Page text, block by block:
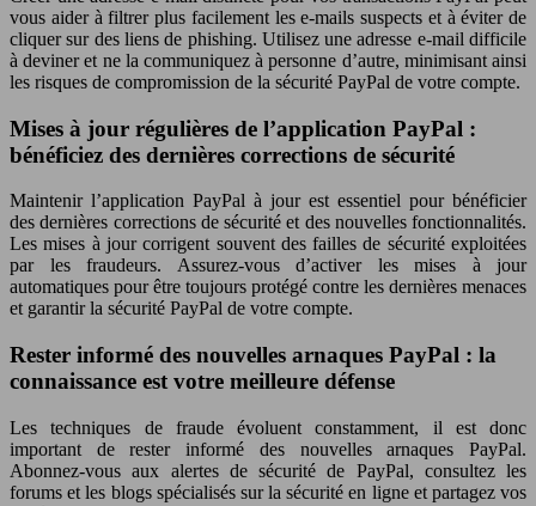
vous aider à filtrer plus facilement les e-mails suspects et à éviter de
cliquer sur des liens de phishing. Utilisez une adresse e-mail difficile
à deviner et ne la communiquez à personne d’autre, minimisant ainsi
les risques de compromission de la sécurité PayPal de votre compte.
Mises à jour régulières de l’application PayPal :
bénéficiez des dernières corrections de sécurité
Maintenir l’application PayPal à jour est essentiel pour bénéficier
des dernières corrections de sécurité et des nouvelles fonctionnalités.
Les mises à jour corrigent souvent des failles de sécurité exploitées
par les fraudeurs. Assurez-vous d’activer les mises à jour
automatiques pour être toujours protégé contre les dernières menaces
et garantir la sécurité PayPal de votre compte.
Rester informé des nouvelles arnaques PayPal : la
connaissance est votre meilleure défense
Les techniques de fraude évoluent constamment, il est donc
important de rester informé des nouvelles arnaques PayPal.
Abonnez-vous aux alertes de sécurité de PayPal, consultez les
forums et les blogs spécialisés sur la sécurité en ligne et partagez vos